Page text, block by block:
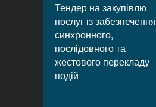
Тендер на закупівлю
послуг із забезпечення
синхронного,
послідовного та
жестового перекладу
подій